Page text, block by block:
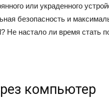
или украденного
безопасность и
Не настало ли время стать
компьютер